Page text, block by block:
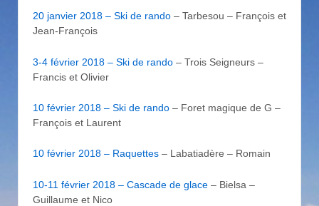
20 janvier 2018 – Ski de rando – Tarbesou – François et
Jean-François
3-4 février 2018 – Ski de rando – Trois Seigneurs –
Francis et Olivier
10 février 2018 – Ski de rando – Foret magique de G –
François et Laurent
10 février 2018 – Raquettes – Labatiadère – Romain
10-11 février 2018 – Cascade de glace – Bielsa –
Guillaume et Nico